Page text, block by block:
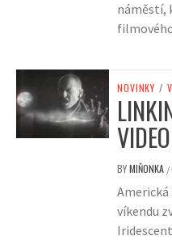
náměstí,
NOVINKY /
BYMIŇONKA /
Americká
víkendu